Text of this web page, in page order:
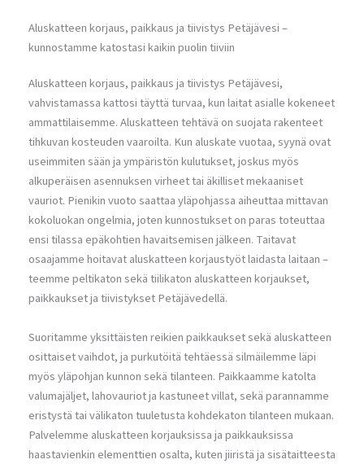
Aluskatteen korjaus, paikkaus ja tiivistys Petäjävesi –
kunnostamme katostasi kaikin puolin tiiviin
Aluskatteen korjaus, paikkaus ja tiivistys Petäjävesi,
vahvistamassa kattosi täyttä turvaa, kun laitat asialle kokeneet
ammattilaisemme. Aluskatteen tehtävä on suojata rakenteet
tihkuvan kosteuden vaaroilta. Kun aluskate vuotaa, syynä ovat
useimmiten sään ja ympäristön kulutukset, joskus myös
alkuperäisen asennuksen virheet tai äkilliset mekaaniset
vauriot. Pienikin vuoto saattaa yläpohjassa aiheuttaa mittavan
kokoluokan ongelmia, joten kunnostukset on paras toteuttaa
ensi tilassa epäkohtien havaitsemisen jälkeen. Taitavat
osaajamme hoitavat aluskatteen korjaustyöt laidasta laitaan –
teemme peltikaton sekä tiilikaton aluskatteen korjaukset,
paikkaukset ja tiivistykset Petäjävedellä.
Suoritamme yksittäisten reikien paikkaukset sekä aluskatteen
osittaiset vaihdot, ja purkutöitä tehtäessä silmäilemme läpi
myös yläpohjan kunnon sekä tilanteen. Paikkaamme katolta
valumajäljet, lahovauriot ja kastuneet villat, sekä parannamme
eristystä tai välikaton tuuletusta kohdekaton tilanteen mukaan.
Palvelemme aluskatteen korjauksissa ja paikkauksissa
haastavienkin elementtien osalta, kuten jiiristä ja sisätaitteesta